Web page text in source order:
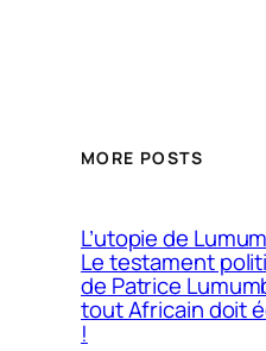
MORE POSTS
L’utopie de
Le testament
de Patrice
tout Africain doit
!